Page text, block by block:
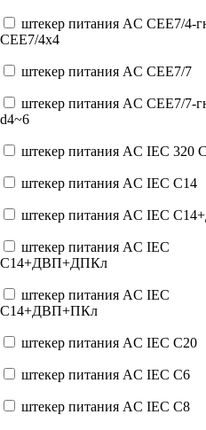
штекер питания AC CEE7/4-
CEE7/4x4
штекер питания AC CEE7/7
штекер питания AC CEE7/7-
d4~6
штекер питания AC IEC 320
штекер питания AC IEC C14
штекер питания AC IEC
штекер питания AC IEC
C14+ДВП+ДПКл
штекер питания AC IEC
C14+ДВП+ПКл
штекер питания AC IEC C20
штекер питания AC IEC C6
штекер питания AC IEC C8